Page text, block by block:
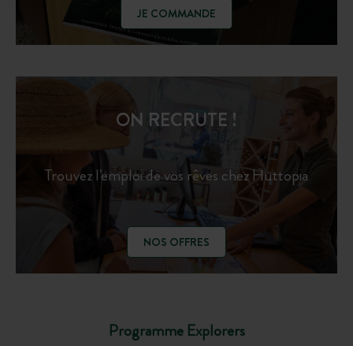
JE COMMANDE
Programme Explorers
ON RECRUTE !
Trouvez l'emploi de vos rêves chez Huttopia
NOS OFFRES